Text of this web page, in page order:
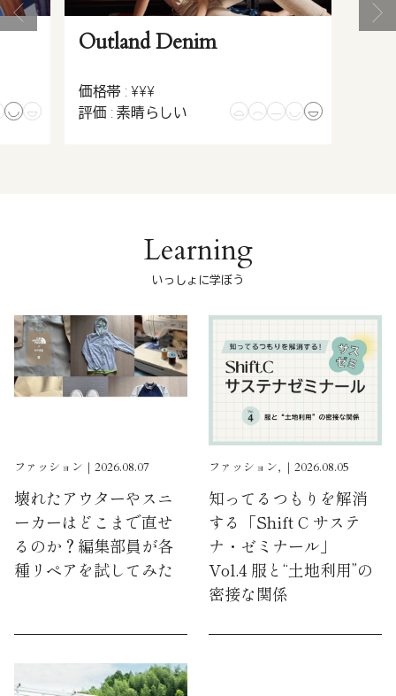
Outland Denim
価格帯 : ¥¥¥
評価 : 素晴らしい
Learning
いっしょに学ぼう
ファッション｜2026.08.07
壊れたアウターやスニ
ーカーはどこまで直せ
るのか？編集部員が各
種リペアを試してみた
ファッション, ｜2026.08.05
知ってるつもりを解消
する「Shift C サステ
ナ・ゼミナール」
Vol.4 服と“土地利用”の
密接な関係